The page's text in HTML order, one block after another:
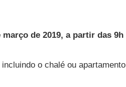
março de 2019, a partir das 9h
o chalé ou apartamento